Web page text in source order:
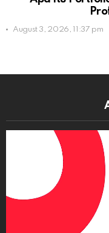
August 3, 2026, 11:37 pm